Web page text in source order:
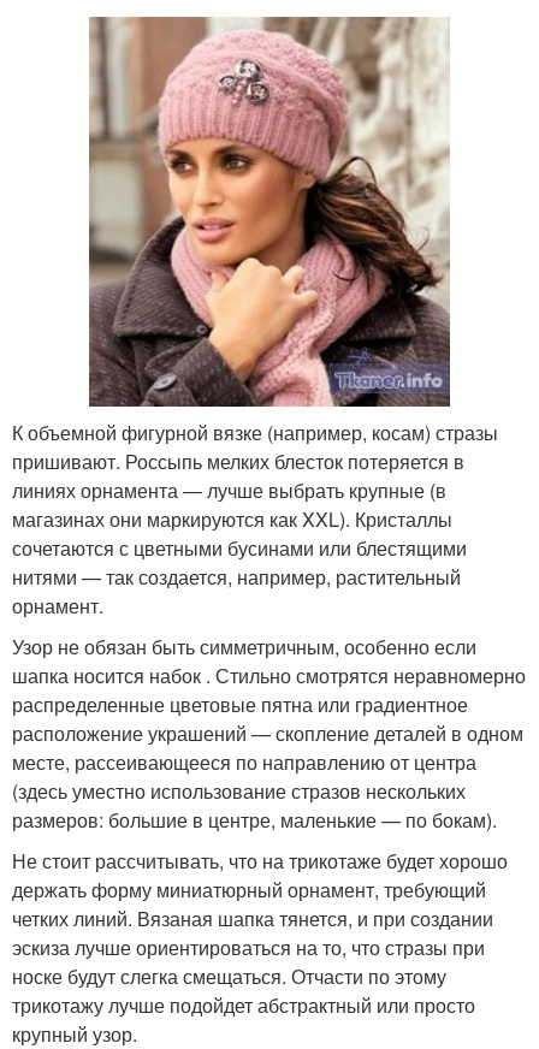
К объемной фигурной вязке (например, косам) стразы
пришивают. Россыпь мелких блесток потеряется в
линиях орнамента — лучше выбрать крупные (в
магазинах они маркируются как XXL). Кристаллы
сочетаются с цветными бусинами или блестящими
нитями — так создается, например, растительный
орнамент.
Узор не обязан быть симметричным, особенно если
шапка носится набок . Стильно смотрятся неравномерно
распределенные цветовые пятна или градиентное
расположение украшений — скопление деталей в одном
месте, рассеивающееся по направлению от центра
(здесь уместно использование стразов нескольких
размеров: большие в центре, маленькие — по бокам).
Не стоит рассчитывать, что на трикотаже будет хорошо
держать форму миниатюрный орнамент, требующий
четких линий. Вязаная шапка тянется, и при создании
эскиза лучше ориентироваться на то, что стразы при
носке будут слегка смещаться. Отчасти по этому
трикотажу лучше подойдет абстрактный или просто
крупный узор.